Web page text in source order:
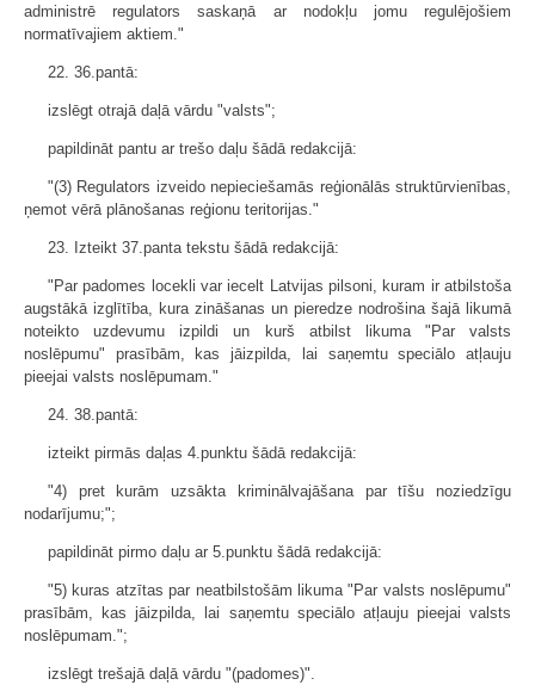
administrē regulators saskaņā ar nodokļu jomu regulējošiem
normatīvajiem aktiem."
22. 36.pantā:
izslēgt otrajā daļā vārdu "valsts";
papildināt pantu ar trešo daļu šādā redakcijā:
"(3) Regulators izveido nepieciešamās reģionālās struktūrvienības,
ņemot vērā plānošanas reģionu teritorijas."
23. Izteikt 37.panta tekstu šādā redakcijā:
"Par padomes locekli var iecelt Latvijas pilsoni, kuram ir atbilstoša
augstākā izglītība, kura zināšanas un pieredze nodrošina šajā likumā
noteikto uzdevumu izpildi un kurš atbilst likuma "Par valsts
noslēpumu" prasībām, kas jāizpilda, lai saņemtu speciālo atļauju
pieejai valsts noslēpumam."
24. 38.pantā:
izteikt pirmās daļas 4.punktu šādā redakcijā:
"4) pret kurām uzsākta kriminālvajāšana par tīšu noziedzīgu
nodarījumu;";
papildināt pirmo daļu ar 5.punktu šādā redakcijā:
"5) kuras atzītas par neatbilstošām likuma "Par valsts noslēpumu"
prasībām, kas jāizpilda, lai saņemtu speciālo atļauju pieejai valsts
noslēpumam.";
izslēgt trešajā daļā vārdu "(padomes)".